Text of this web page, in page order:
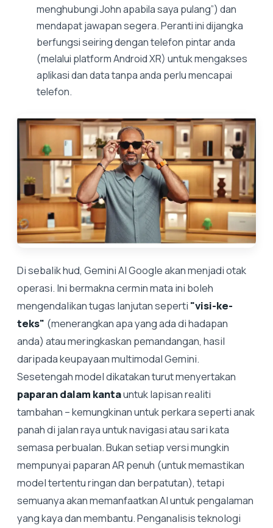
menghubungi John apabila saya pulang”) dan
mendapat jawapan segera. Peranti ini dijangka
berfungsi seiring dengan telefon pintar anda
(melalui platform Android XR) untuk mengakses
aplikasi dan data tanpa anda perlu mencapai
telefon.
Di sebalik hud, Gemini AI Google akan menjadi otak
operasi. Ini bermakna cermin mata ini boleh
mengendalikan tugas lanjutan seperti "visi-ke-
teks" (menerangkan apa yang ada di hadapan
anda) atau meringkaskan pemandangan, hasil
daripada keupayaan multimodal Gemini.
Sesetengah model dikatakan turut menyertakan
paparan dalam kantauntuk lapisan realiti
tambahan – kemungkinan untuk perkara seperti anak
panah di jalan raya untuk navigasi atau sari kata
semasa perbualan. Bukan setiap versi mungkin
mempunyai paparan AR penuh (untuk memastikan
model tertentu ringan dan berpatutan), tetapi
semuanya akan memanfaatkan AI untuk pengalaman
yang kaya dan membantu. Penganalisis teknologi